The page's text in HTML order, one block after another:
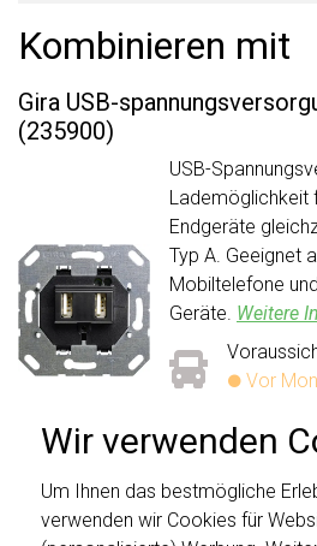
Wir verwenden
Um Ihnen das bestmögliche
verwenden wir Cookies für
Kombinieren mit
Gira USB-
(235900)
USB-
Lademöglichkeit
Endgeräte
Typ A. Geeignet
Mobiltelefone
Geräte. Weitere
Vor
Aktueller
53,95 +
-
Wichtig: Gira Schalter und
Schalterwippen wurden erneuert.